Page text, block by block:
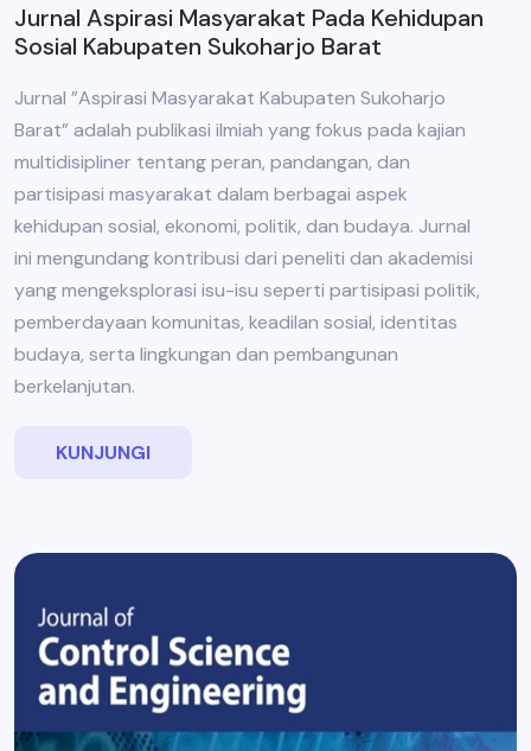
Jurnal Aspirasi Masyarakat Pada Kehidupan
Sosial Kabupaten Sukoharjo Barat
Jurnal ”Aspirasi Masyarakat Kabupaten Sukoharjo
Barat” adalah publikasi ilmiah yang fokus pada kajian
multidisipliner tentang peran, pandangan, dan
partisipasi masyarakat dalam berbagai aspek
kehidupan sosial, ekonomi, politik, dan budaya. Jurnal
ini mengundang kontribusi dari peneliti dan akademisi
yang mengeksplorasi isu-isu seperti partisipasi politik,
pemberdayaan komunitas, keadilan sosial, identitas
budaya, serta lingkungan dan pembangunan
berkelanjutan.
KUNJUNGI